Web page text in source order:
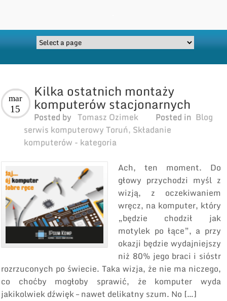
Kilka ostatnich montaży
komputerów stacjonarnych
mar
15
Posted by Tomasz Ozimek Posted in Blog
serwis komputerowy Toruń, Składanie
komputerów - kategoria
Ach, ten moment. Do
głowy przychodzi myśl z
wizją, z oczekiwaniem
wręcz, na komputer, który
„będzie chodził jak
motylek po łące”, a przy
okazji będzie wydajniejszy
niż 80% jego braci i sióstr
rozrzuconych po świecie. Taka wizja, że nie ma niczego,
co choćby mogłoby sprawić, że komputer wyda
jakikolwiek dźwięk – nawet delikatny szum. No […]